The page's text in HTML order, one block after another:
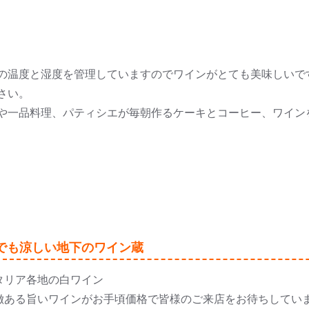
温度と湿度を管理していますのでワインがとても美味しいで
。
一品料理、パティシエが毎朝作るケーキとコーヒー、ワイ
も涼しい地下のワイン蔵
リア各地の白ワイン
ある旨いワインがお手頃価格で皆様のご来店をお待ちしてい